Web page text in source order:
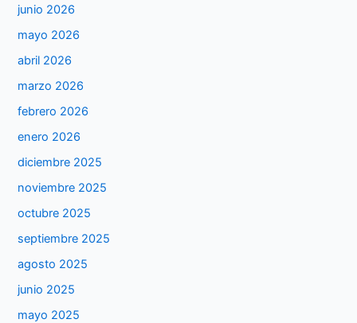
junio 2026
mayo 2026
abril 2026
marzo 2026
febrero 2026
enero 2026
diciembre 2025
noviembre 2025
octubre 2025
septiembre 2025
agosto 2025
junio 2025
mayo 2025